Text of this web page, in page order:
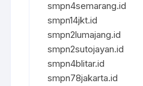
smpn4semarang.id
smpn14jkt.id
smpn2lumajang.id
smpn2sutojayan.id
smpn4blitar.id
smpn78jakarta.id